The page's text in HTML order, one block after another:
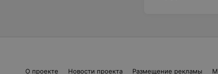
О проекте Новости проекта Размещение рекламы